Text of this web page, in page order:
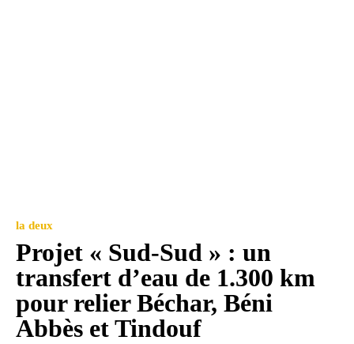
la deux
Projet « Sud-Sud » : un
transfert d’eau de 1.300 km
pour relier Béchar, Béni
Abbès et Tindouf